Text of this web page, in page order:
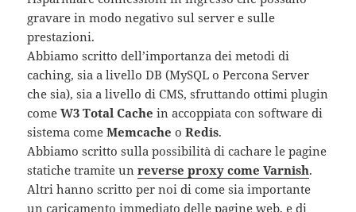
gravare in modo negativo sul server e sulle
prestazioni.
Abbiamo scritto dell’importanza dei metodi di
caching, sia a livello DB (MySQL o Percona Server
che sia), sia a livello di CMS, sfruttando ottimi plugin
comeW3 Total Cache in accoppiata con software di
sistema comeMemcache oRedis.
Abbiamo scritto sulla possibilità di cachare le pagine
statiche tramite unreverse proxy come Varnish.
Altri hanno scritto per noi di come sia importante
un caricamento immediato delle pagine web, e di